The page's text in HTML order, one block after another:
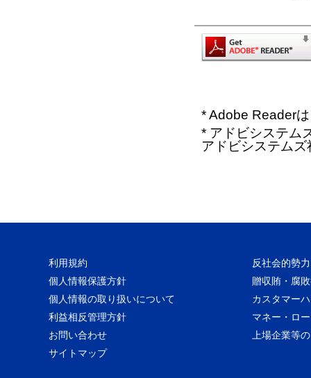
* Adobe Reader
* アドビシステム
アドビシステム
利用規約
反社会的勢
個人情報保護方針
贈収賄・腐
個人情報の取り扱いについて
カスタマー
利益相反管理方針
マネー・ロ
お問い合わせ
上場企業等
サイトマップ